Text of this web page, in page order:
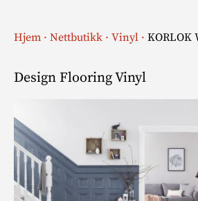
Hjem · Nettbutikk · Vinyl · KORLOK
Design Flooring Vinyl